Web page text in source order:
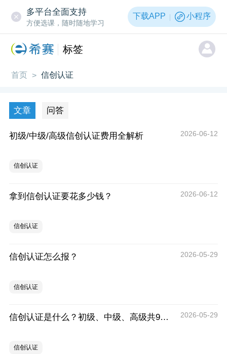
多平台全面支持
方便选课，随时随地学习
下载APP 小程序
标签
首页 > 信创认证
文章 问答
初级/中级/高级信创认证费用全解析 2026-06-12
信创认证
拿到信创认证要花多少钱？ 2026-06-12
信创认证
信创认证怎么报？ 2026-05-29
信创认证
信创认证是什么？初级、中级、高级共9个专业方向 2026-05-29
信创认证